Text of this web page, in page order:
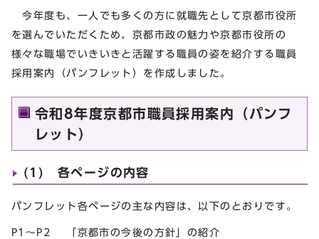
今年度も、一人でも多くの方に就職先として京都市役所
を選んでいただくため、京都市政の魅力や京都市役所の
様々な職場でいきいきと活躍する職員の姿を紹介する職員
採用案内（パンフレット）を作成しました。
令和8年度京都市職員採用案内（パンフ
レット）
(1) 各ページの内容
パンフレット各ページの主な内容は、以下のとおりです。
P1～P2 「京都市の今後の方針」の紹介